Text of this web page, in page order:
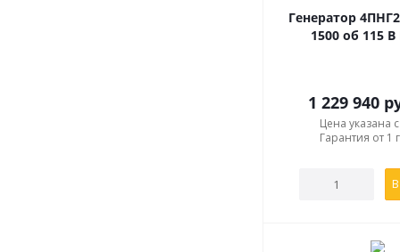
Нормальные
Генератор
1500 об 115 В
1 229 940
Цена указана
Гарантия от 1